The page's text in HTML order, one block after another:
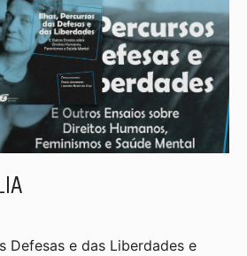
Defesas e das Liberdades e